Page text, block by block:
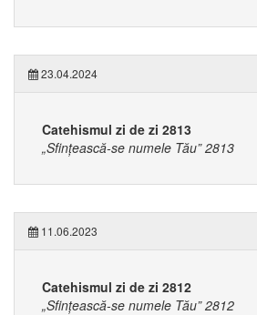
23.04.2024
Catehismul zi de zi 2813
„Sfințească-se numele Tău” 2813
11.06.2023
Catehismul zi de zi 2812
„Sfințească-se numele Tău” 2812